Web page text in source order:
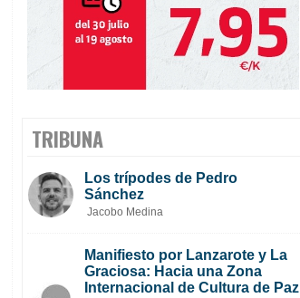
TRIBUNA
Los trípodes de Pedro
Sánchez
Jacobo Medina
Manifiesto por Lanzarote y La
Graciosa: Hacia una Zona
Internacional de Cultura de Paz